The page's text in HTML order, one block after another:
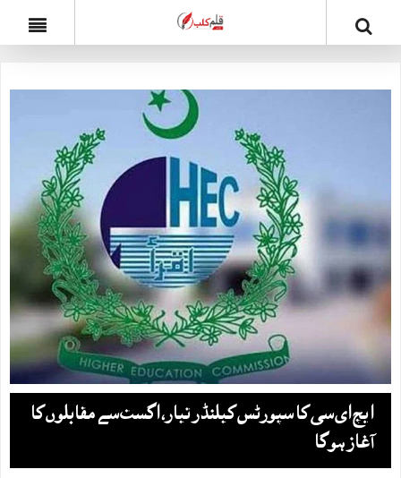
ایچ ای سی کا سپورٹس کیلنڈر تیار، اگست سے مقابلوں کا
آغاز ہوگا